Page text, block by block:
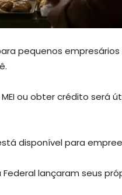
pequenos
ou obter crédito será
disponível para
lançaram seus